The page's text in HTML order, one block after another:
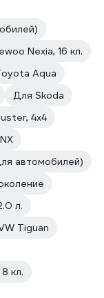
Nexia, 16 кл.
Aqua
Для Skoda
4х4
автомобилей)
л.
Tiguan
кл.